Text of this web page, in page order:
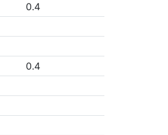
0.4
0.4